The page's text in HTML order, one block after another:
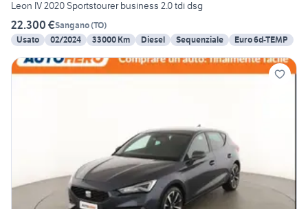
Leon IV 2020 Sportstourer business 2.0 tdi dsg
22.300 €Sangano(TO)
Usato
02/2024 33000 Km Diesel Sequenziale Euro 6d-TEMP